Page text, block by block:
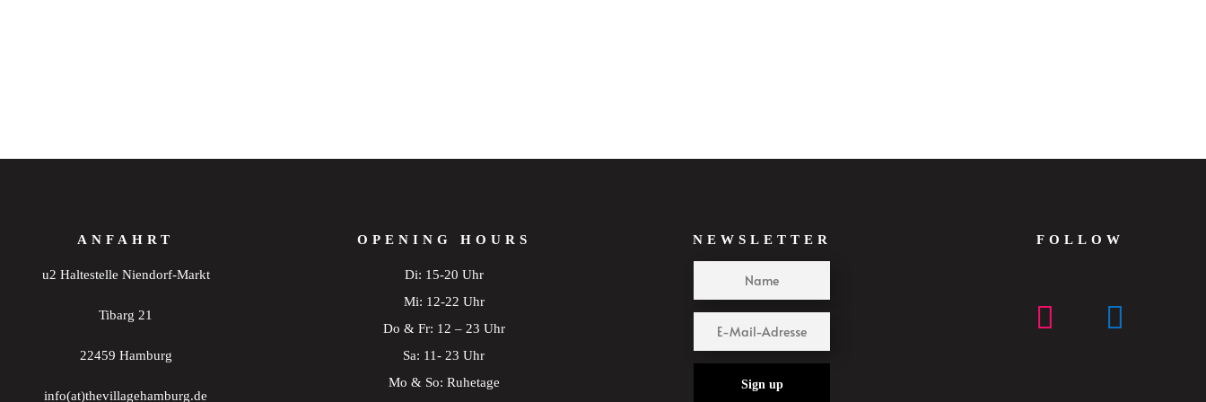
ANFAHRT
u2 Haltestelle Niendorf-Markt
Tibarg 21
22459 Hamburg
info(at)thevillagehamburg.de
OPENING HOURS
Di: 15-20 Uhr
Mi: 12-22 Uhr
Do & Fr: 12 – 23 Uhr
Sa: 11- 23 Uhr
Mo & So: Ruhetage
NEWSLETTER
Sign up
FOLLOW